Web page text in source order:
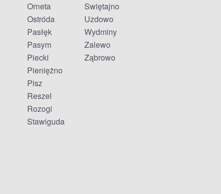
Orneta
Ostróda
Pasłęk
Pasym
Piecki
Pieniężno
Pisz
Reszel
Rozogi
Stawiguda
Świętajno
Uzdowo
Wydminy
Zalewo
Ząbrowo